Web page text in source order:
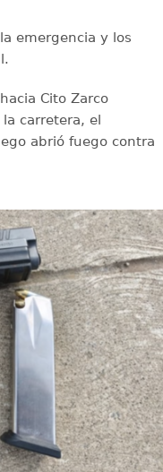
emergencia y los
Cito Zarco
carretera, el
abrió fuego contra